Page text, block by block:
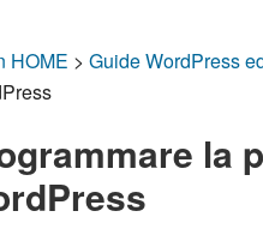
HOME > Guide WordPress
la